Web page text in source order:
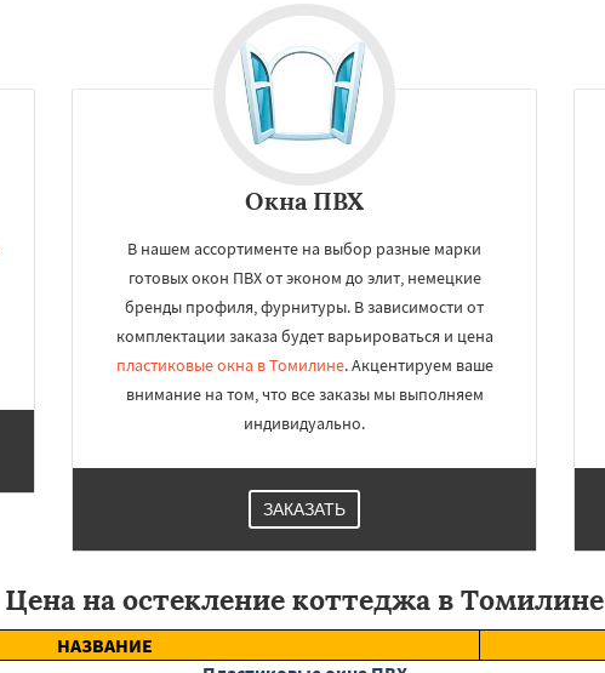
Окна ПВХ
В нашем ассортименте на выбор разные марки
готовых окон ПВХ от эконом до элит, немецкие
бренды профиля, фурнитуры. В зависимости от
комплектации заказа будет варьироваться и цена
пластиковые окна в Томилине. Акцентируем ваше
внимание на том, что все заказы мы выполняем
индивидуально.
ЗАКАЗАТЬ
Цена на остекление коттеджа в Томилине
НАЗВАНИЕ